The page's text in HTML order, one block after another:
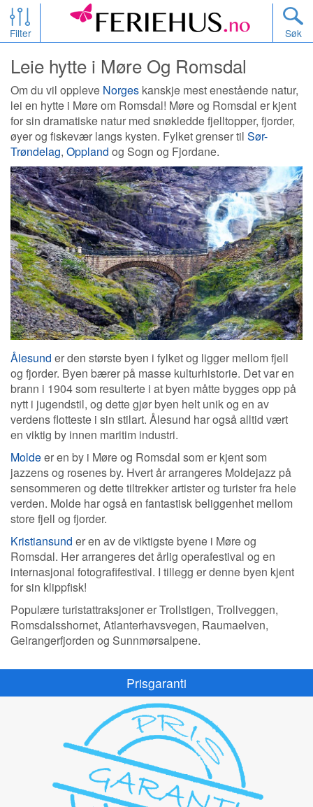
Filter Søk
Leie hytte i Møre Og Romsdal
Om du vil oppleve Norges kanskje mest enestående natur,
lei en hytte i Møre om Romsdal! Møre og Romsdal er kjent
for sin dramatiske natur med snøkledde fjelltopper, fjorder,
øyer og fiskevær langs kysten. Fylket grenser til Sør-
Trøndelag, Oppland og Sogn og Fjordane.
Ålesund er den største byen i fylket og ligger mellom fjell
og fjorder. Byen bærer på masse kulturhistorie. Det var en
brann i 1904 som resulterte i at byen måtte bygges opp på
nytt i jugendstil, og dette gjør byen helt unik og en av
verdens flotteste i sin stilart. Ålesund har også alltid vært
en viktig by innen maritim industri.
Moldeer en by i Møre og Romsdal som er kjent som
jazzens og rosenes by. Hvert år arrangeres Moldejazz på
sensommeren og dette tiltrekker artister og turister fra hele
verden. Molde har også en fantastisk beliggenhet mellom
store fjell og fjorder.
Kristiansund er en av de viktigste byene i Møre og
Romsdal. Her arrangeres det årlig operafestival og en
internasjonal fotografifestival. I tillegg er denne byen kjent
for sin klippfisk!
Populære turistattraksjoner er Trollstigen, Trollveggen,
Romsdalsshornet, Atlanterhavsvegen, Raumaelven,
Geirangerfjorden og Sunnmørsalpene.
Prisgaranti